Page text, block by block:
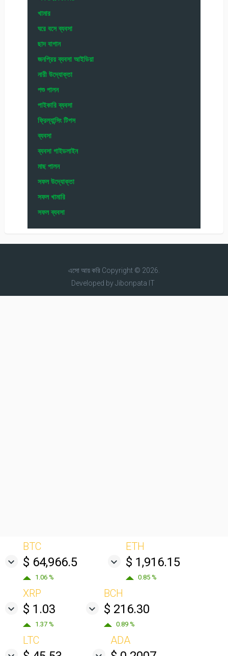
খামার
ঘরে বসে ব্যবসা
ছাদ বাগান
জনপ্রিয় ব্যবসা আইডিয়া
নারী উদ্যোক্তা
পশু পালন
পাইকারি ব্যবসা
ফ্রিল্যান্সিং টিপস
ব্যবসা
ব্যবসা গাইডলাইন
মাছ পালন
সফল উদ্যোক্তা
সফল খামারি
সফল ব্যবসা
এসো আয় করিCopyright © 2026.
Developed byJibonpata IT
BTC
$ 64,966.5
1.06 %
ETH
$ 1,916.15
0.85 %
XRP
$ 1.03
1.37 %
BCH
$ 216.30
0.89 %
LTC ADA